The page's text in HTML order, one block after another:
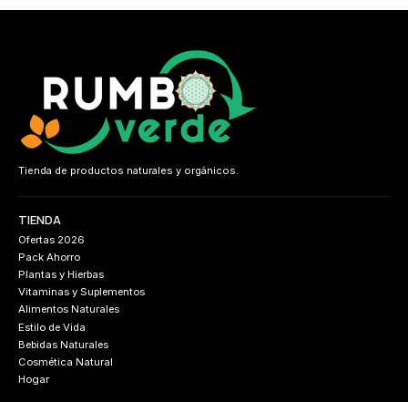
Tienda de productos naturales y orgánicos.
TIENDA
Ofertas 2026
Pack Ahorro
Plantas y Hierbas
Vitaminas y Suplementos
Alimentos Naturales
Estilo de Vida
Bebidas Naturales
Cosmética Natural
Hogar